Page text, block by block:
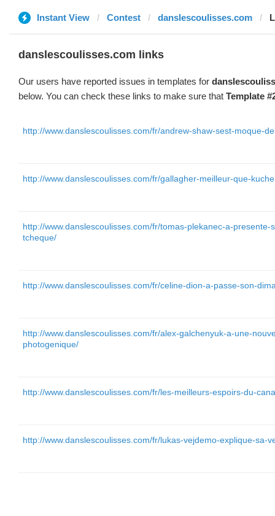
Instant View Contest danslescoulisses.com
danslescoulisses.com links
Our users have reported issues in templates for
below. You can check these links to make sure that Template
http://www.danslescoulisses.com/fr/andrew-shaw-sest-moque-
http://www.danslescoulisses.com/fr/gallagher-meilleur-que-
http://www.danslescoulisses.com/fr/tomas-plekanec-a-
tcheque/
http://www.danslescoulisses.com/fr/celine-dion-a-passe-son-
http://www.danslescoulisses.com/fr/alex-galchenyuk-a-une-
photogenique/
http://www.danslescoulisses.com/fr/les-meilleurs-espoirs-du-
http://www.danslescoulisses.com/fr/lukas-vejdemo-explique-sa-